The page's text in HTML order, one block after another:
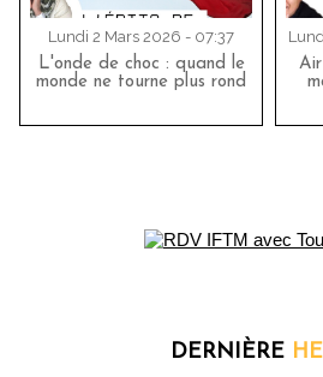
Lundi 2 Mars 2026 - 07:37
L'onde de choc : quand le
monde ne tourne plus rond
DERNIÈRE